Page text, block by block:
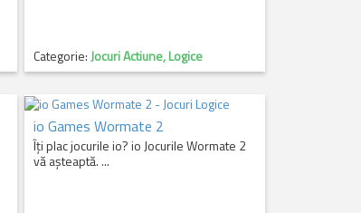
Categorie:Jocuri Actiune, Logice
io Games Wormate 2
Îți plac jocurile io? io Jocurile Wormate 2
vă așteaptă. ...